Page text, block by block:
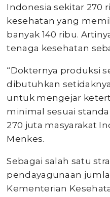
Indonesia sekitar 270
kesehatan yang
banyak 140 ribu.
tenaga kesehatan
“Dokternya produksi
dibutuhkan
untuk mengejar
minimal sesuai
270 juta masyarakat
Menkes.
Sebagai salah satu
pendayagunaan
Kementerian